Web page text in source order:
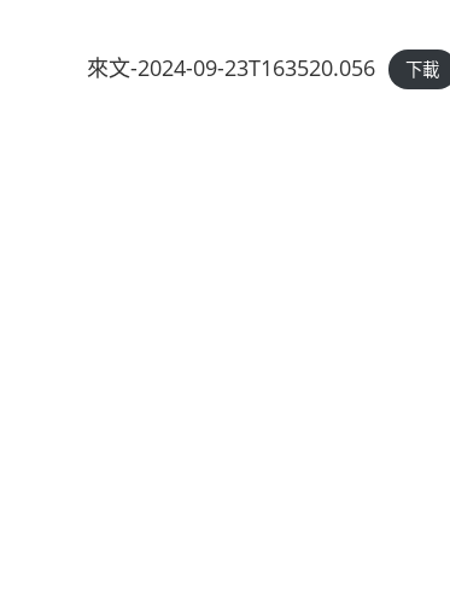
來文-2024-09-23T163520.056 下載